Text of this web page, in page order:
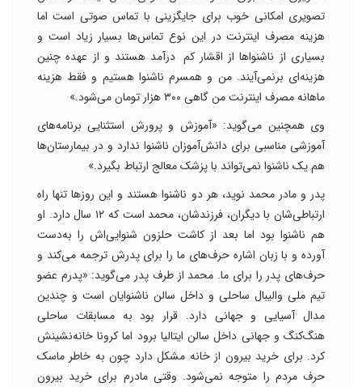
تصویری امکانی خوب برای جایگزینی با تماس صوتی است اما
هزینه مصرف اینترنت در این نوع تماس‌ها بسیار زیاد است و
بسیاری از ناشنواها از اقشار کم درآمد هستند و از عهده چنین
هزینه‌ای برنمی‌آیند. من و همسرم ناشنوا هستیم و فقط هزینه
ماهانه مصرف اینترنت من گاهی ۳۰۰ هزار تومان می‌شود.»
وی همچنین می‌گوید: «آموزش و پرورش استثنایی برنامه‌های
آموزشی مناسبی برای دانش‌آموزان ناشنوا ندارد و در بیمارستان‌ها
هم یک ناشنوا نمی‌تواند با پزشک معالج ارتباط بگیرد.»
پدر و مادر محمد نوید، هر دو ناشنوا هستند و این روزها تنها راه
ارتباطی‌شان با دیگران، فرزندشان، محمد است که ۱۲ سال دارد. او
هم ناشنوا بود اما بعد از کاشت حلزون شنوایی‌اش را به‌دست
آورده و با زبان اشاره حرف‌های ما را برای پدرش ترجمه می‌کند و
حرف‌های پدر را برای ما. محمد از طرف پدر می‌گوید: «پدرم عضو
تیم ملی والیبال ساحلی و داخل سالن ناشنوایان است و چندین
مدال آسیایی و جهانی دارد. قرار بود به مسابقات ساحلی
هنگ‌کنگ و جهانی داخل سالن ایتالیا برود اما کرونا خانه‌نشینش
کرد. برای خرید بیرون از خانه مشکل دارد چون به خاطر ماسک
حرف مردم را متوجه نمی‌شود. وقتی مادرم برای خرید بیرون